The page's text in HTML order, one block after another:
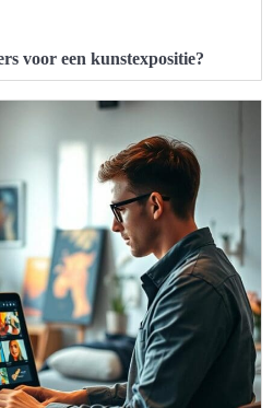
voor een kunstexpositie?